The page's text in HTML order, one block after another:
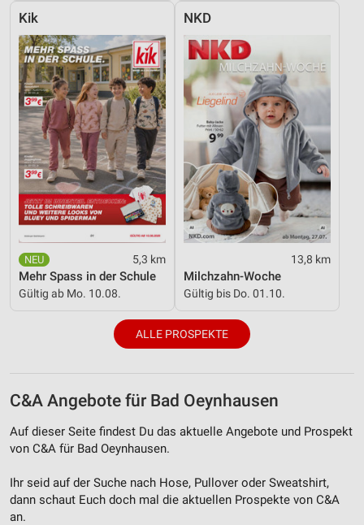
Kik
5,3 km
Mehr Spass in der Schule
Gültig ab Mo. 10.08.
NKD
13,8 km
Milchzahn-Woche
Gültig bis Do. 01.10.
ALLE PROSPEKTE
C&A Angebote für Bad Oeynhausen
Auf dieser Seite findest Du das aktuelle Angebote und Prospekt
von C&A für Bad Oeynhausen.
Ihr seid auf der Suche nach Hose, Pullover oder Sweatshirt,
dann schaut Euch doch mal die aktuellen Prospekte von C&A
an.
Informationen identifizieren
Nicht-IAB-Verarbeitungszwecke:
Notwendig
Performance
Funktional
Werbung